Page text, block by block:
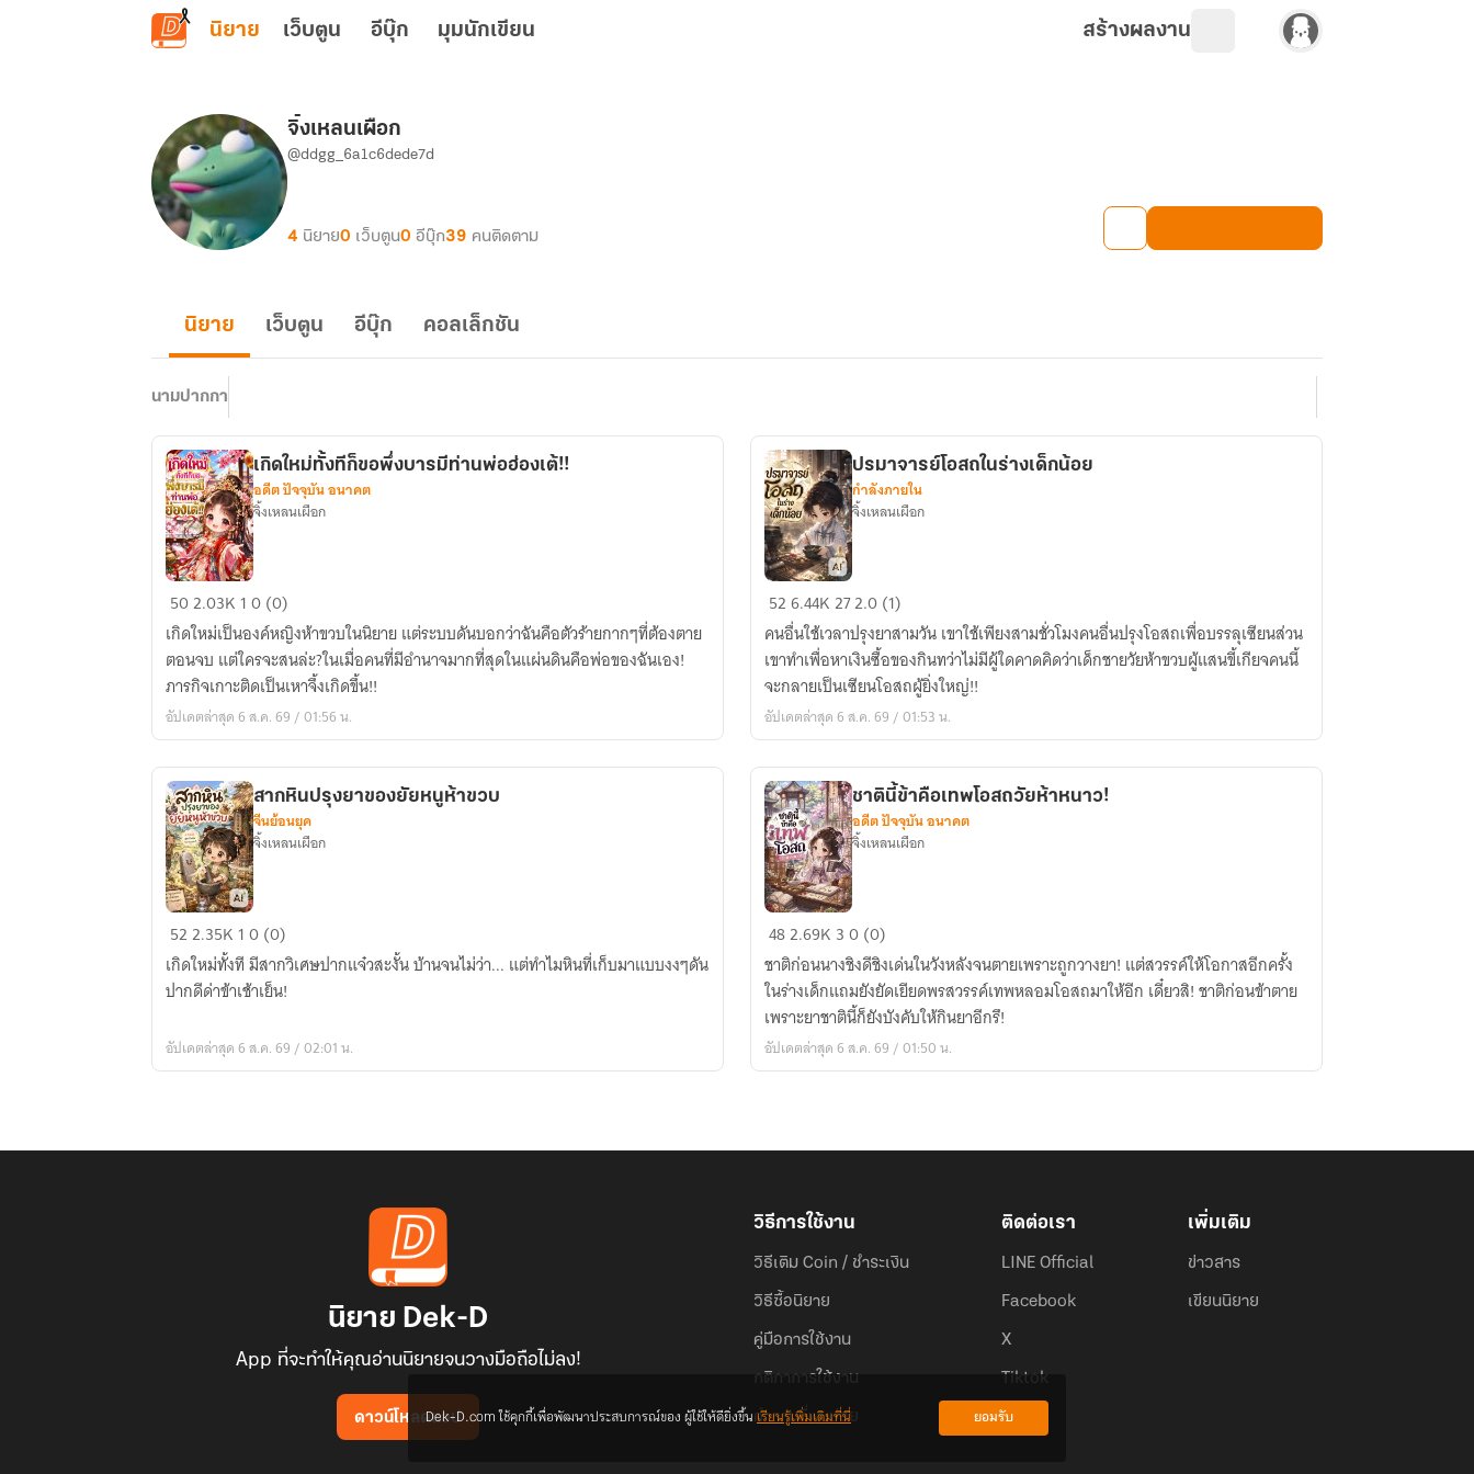
ข้ามไปยังเนื้อหาหลัก
นิยาย เว็บตูน อีบุ๊ก มุมนักเขียน สร้างผลงาน
จิ้งเหลนเผือก
@ddgg_6a1c6dede7d
4 นิยาย0 เว็บตูน0 อีบุ๊ก39 คนติดตาม
นิยาย เว็บตูน อีบุ๊ก คอลเล็กชัน
นามปากกา
เกิด
ใหม่
ทั้งที
ก็
ขอ
พึ่ง
ท่าน
พ่อ
ฮ่องเต้!!
เกิดใหม่ทั้งทีก็ขอพึ่งบารมีท่านพ่อฮ่องเต้!!
อดีต ปัจจุบัน อนาคต
จิ้งเหลนเผือก
502.03K 10 (0)
เกิดใหม่เป็นองค์หญิงห้าขวบในนิยาย แต่ระบบดันบอกว่าฉันคือตัวร้ายกากๆที่ต้องตาย
ตอนจบ แต่ใครจะสนล่ะ?ในเมื่อคนที่มีอำนาจมากที่สุดในแผ่นดินคือพ่อของฉันเอง!
ภารกิจเกาะติดเป็นเหาจึ้งเกิดขึ้น!!
อัปเดตล่าสุด 6 ส.ค. 69 / 01:56 น.
ปรมาจารย์
โอสถ
ใน
ร่าง
เด็ก
น้อย
ปรมาจารย์โอสถในร่างเด็กน้อย
กำลังภายใน
จิ้งเหลนเผือก
526.44K272.0 (1)
​คนอื่นใช้เวลาปรุงยาสามวัน เขาใช้เพียงสามชั่วโมงคนอื่นปรุงโอสถเพื่อบรรลุเซียนส่วน
เขาทำเพื่อหาเงินซื้อของกินทว่าไม่มีผู้ใดคาดคิดว่าเด็กชายวัยห้าขวบผู้แสนขี้เกียจคนนี้
จะกลายเป็นเซียนโอสถผู้ยิ่งใหญ่!!
อัปเดตล่าสุด 6 ส.ค. 69 / 01:53 น.
สาก
หิน
ปรุง
ยา
ยัย
สากหินปรุงยาของยัยหนูห้าขวบ
จีนย้อนยุค
จิ้งเหลนเผือก
522.35K 10 (0)
เกิดใหม่ทั้งที มีสากวิเศษปากแจ๋วสะงั้น บ้านจนไม่ว่า... แต่ทำไมหินที่เก็บมาแบบงงๆดัน
ปากดีด่าข้าเช้าเย็น!
อัปเดตล่าสุด 6 ส.ค. 69 / 02:01 น.
ชาติ
ข้า
คือ
เทพ
โอสถ
ชาตินี้ข้าคือเทพโอสถวัยห้าหนาว!
อดีต ปัจจุบัน อนาคต
จิ้งเหลนเผือก
482.69K 30 (0)
ชาติก่อนนางชิงดีชิงเด่นในวังหลังจนตายเพราะถูกวางยา! แต่สวรรค์ให้โอกาสอีกครั้ง
ในร่างเด็กแถมยังยัดเยียดพรสวรรค์เทพหลอมโอสถมาให้อีก เดี๋ยวสิ! ชาติก่อนข้าตาย
เพราะยาชาตินี้ก็ยังบังคับให้กินยาอีกรึ!
อัปเดตล่าสุด 6 ส.ค. 69 / 01:50 น.
นิยาย Dek-D
App ที่จะทำให้คุณอ่านนิยายจนวางมือถือไม่ลง!
ดาวน์โหลดแอป
วิธีการใช้งาน
วิธีเติม Coin / ชำระเงิน
วิธีซื้อนิยาย
คู่มือการใช้งาน
กติกาการใช้งาน
คำถามที่พบบ่อย
ติดต่อเรา
LINE Official
Facebook
X
Tiktok
เพิ่มเติม
ข่าวสาร
เขียนนิยาย
Dek-D.com ใช้คุกกี้เพื่อพัฒนาประสบการณ์ของ ผู้ใช้ให้ดียิ่งขึ้นเรียนรู้เพิ่มเติมที่นี่ ยอมรับ